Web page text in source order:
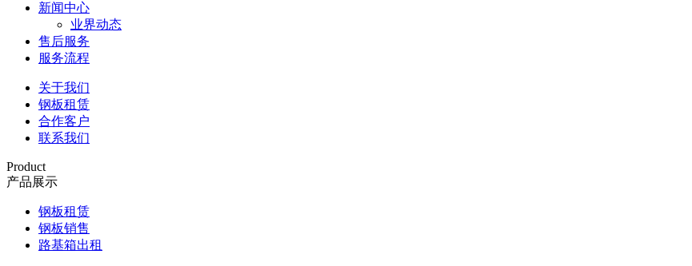
新闻中心
业界动态
售后服务
服务流程
关于我们
钢板租赁
合作客户
联系我们
Product
产品展示
钢板租赁
钢板销售
路基箱出租